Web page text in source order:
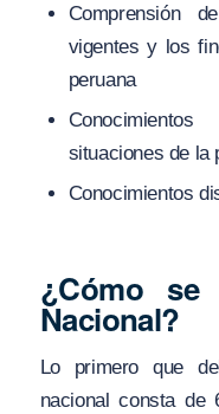
Comprensión
vigentes y los
peruana
situaciones de la
Conocimientos
¿Cómo se
Nacional?
Lo primero que
nacional consta de